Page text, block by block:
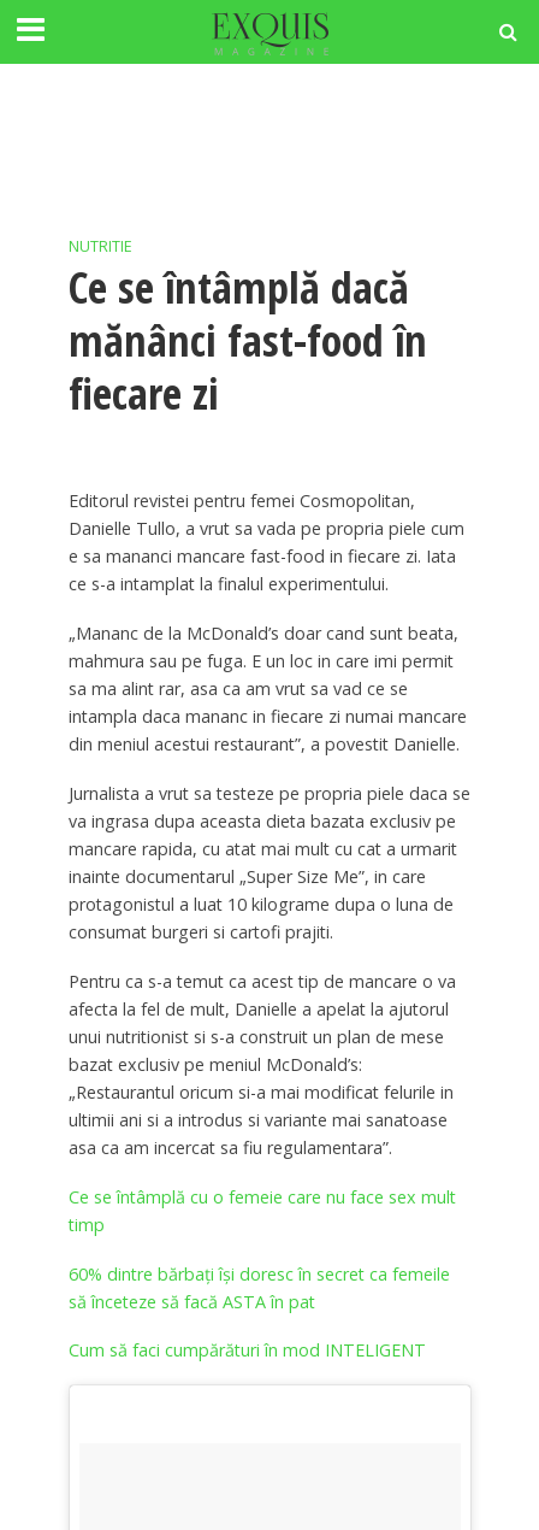
NUTRITIE
Ce se întâmplă dacă
mănânci fast-food în
fiecare zi
Editorul revistei pentru femei Cosmopolitan,
Danielle Tullo, a vrut sa vada pe propria piele cum
e sa mananci mancare fast-food in fiecare zi. Iata
ce s-a intamplat la finalul experimentului.
„Mananc de la McDonald’s doar cand sunt beata,
mahmura sau pe fuga. E un loc in care imi permit
sa ma alint rar, asa ca am vrut sa vad ce se
intampla daca mananc in fiecare zi numai mancare
din meniul acestui restaurant”, a povestit Danielle.
Jurnalista a vrut sa testeze pe propria piele daca se
va ingrasa dupa aceasta dieta bazata exclusiv pe
mancare rapida, cu atat mai mult cu cat a urmarit
inainte documentarul „Super Size Me”, in care
protagonistul a luat 10 kilograme dupa o luna de
consumat burgeri si cartofi prajiti.
Pentru ca s-a temut ca acest tip de mancare o va
afecta la fel de mult, Danielle a apelat la ajutorul
unui nutritionist si s-a construit un plan de mese
bazat exclusiv pe meniul McDonald’s:
„Restaurantul oricum si-a mai modificat felurile in
ultimii ani si a introdus si variante mai sanatoase
asa ca am incercat sa fiu regulamentara”.
Ce se întâmplă cu o femeie care nu face sex mult
timp
60% dintre bărbați își doresc în secret ca femeile
să înceteze să facă ASTA în pat
Cum să faci cumpărături în mod INTELIGENT